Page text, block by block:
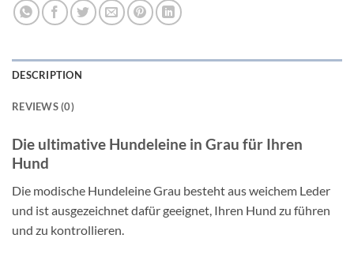
DESCRIPTION
REVIEWS (0)
Die ultimative Hundeleine in Grau für Ihren
Hund
Die modische Hundeleine Grau besteht aus weichem Leder
und ist ausgezeichnet dafür geeignet, Ihren Hund zu führen
und zu kontrollieren.